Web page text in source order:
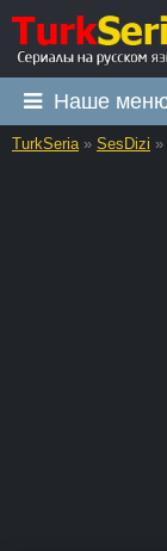
Наше
TurkSeria» SesDizi